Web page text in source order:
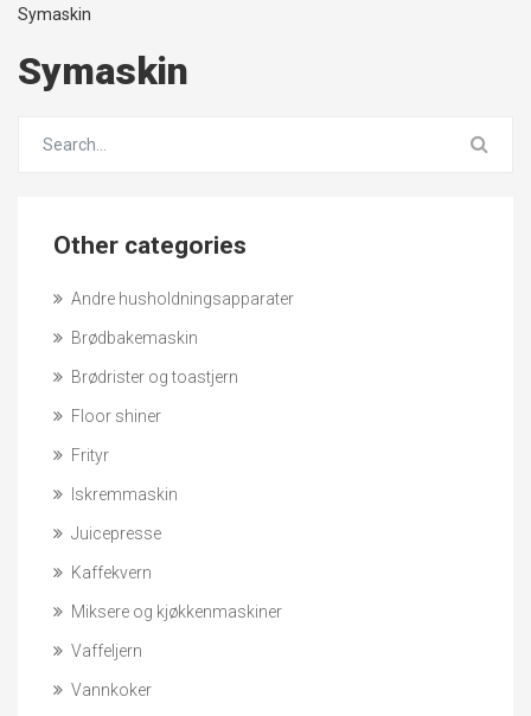
Symaskin
Symaskin
Other categories
Andre husholdningsapparater
Brødbakemaskin
Brødrister og toastjern
Floor shiner
Frityr
Iskremmaskin
Juicepresse
Kaffekvern
Miksere og kjøkkenmaskiner
Vaffeljern
Vannkoker